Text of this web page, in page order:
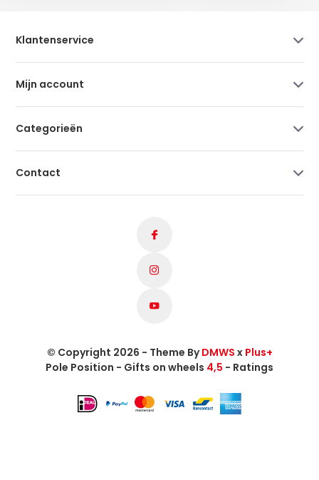
Klantenservice
Mijn account
Categorieën
Contact
© Copyright 2026 - Theme ByDMWS x Plus+
Pole Position - Gifts on wheels 4,5 - Ratings